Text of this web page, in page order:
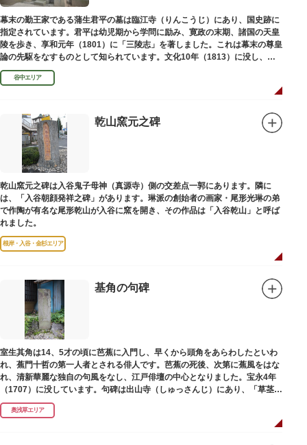
幕末の勤王家である蒲生君平の墓は臨江寺（りんこうじ）にあり、国史跡に
指定されています。君平は幼児期から学問に励み、寛政の末期、諸国の天皇
陵を歩き、享和元年（1801）に「三陵志」を著しました。これは幕末の尊皇
論の先駆をなすものとして知られています。文化10年（1813）に没し、高
山彦三郎や林子平と共に「寛政三奇人」の一人にあげられています。
谷中エリア
乾山窯元之碑
乾山窯元之碑は入谷鬼子母神（真源寺）側の交差点一郭にあります。隣に
は、「入谷朝顔発祥之碑」があります。琳派の創始者の画家・尾形光琳の弟
で作陶が有名な尾形乾山が入谷に窯を開き、その作品は「入谷乾山」と呼ば
れました。
根岸・入谷・金杉エリア
基角の句碑
室生其角は14、5才の頃に芭蕉に入門し、早くから頭角をあらわしたといわ
れ、蕉門十哲の第一人者とされる俳人です。芭蕉の死後、次第に蕉風をはな
れ、清新華麗な独自の句風をなし、江戸俳壇の中心となりました。宝永4年
（1707）に没しています。句碑は出山寺（しゅっさんじ）にあり、「草茎を
つつむ葉もなき 雲間哉」と刻まれています。
奥浅草エリア